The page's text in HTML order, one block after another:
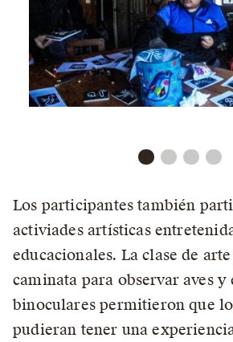
Los participantes también
activiades artísticas
educacionales. La clase de
caminata para observar aves y
binoculares permitieron que
pudieran tener una